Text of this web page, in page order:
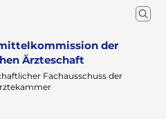
der
Ärzteschaft
Fachausschuss der